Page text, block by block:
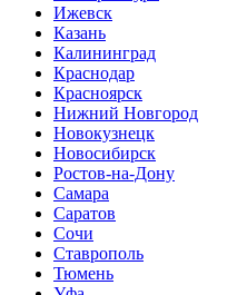
Ижевск
Казань
Калининград
Краснодар
Красноярск
Нижний Новгород
Новокузнецк
Новосибирск
Ростов-на-Дону
Самара
Саратов
Сочи
Ставрополь
Тюмень